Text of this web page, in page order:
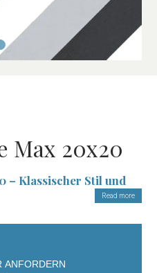
Max 20x20
– Klassischer Stil und
die perfekte Wahl für
und Ästhetik miteinander
klassischen floralen
ihre matte Porzellanoberfläche
Read more
ANFORDERN